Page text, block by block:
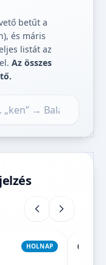
betűt a
és máris
listát az
Az összes
HOLNAP 08. 11.